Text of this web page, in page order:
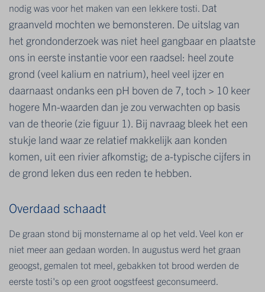
nodig was voor het maken van een lekkere tosti. Dat
graanveld mochten we bemonsteren. De uitslag van
het grondonderzoek was niet heel gangbaar en plaatste
ons in eerste instantie voor een raadsel: heel zoute
grond (veel kalium en natrium), heel veel ijzer en
daarnaast ondanks een pH boven de 7, toch > 10 keer
hogere Mn-waarden dan je zou verwachten op basis
van de theorie (zie figuur 1). Bij navraag bleek het een
stukje land waar ze relatief makkelijk aan konden
komen, uit een rivier afkomstig; de a-typische cijfers in
de grond leken dus een reden te hebben.
Overdaad schaadt
De graan stond bij monstername al op het veld. Veel kon er
niet meer aan gedaan worden. In augustus werd het graan
geoogst, gemalen tot meel, gebakken tot brood werden de
eerste tosti's op een groot oogstfeest geconsumeerd.